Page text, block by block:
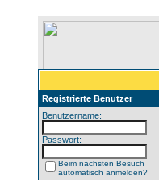
Registrierte Benutzer
Benutzername:
Passwort:
Beim nächsten Besuch
automatisch anmelden?